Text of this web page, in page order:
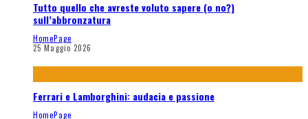
Tutto quello che avreste voluto sapere (o no?)
sull’abbronzatura
HomePage
25 Maggio 2026
Ferrari e Lamborghini: audacia e passione
HomePage